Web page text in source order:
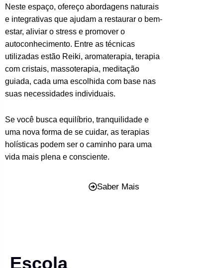
Neste espaço, ofereço abordagens naturais
e integrativas que ajudam a restaurar o bem-
estar, aliviar o stress e promover o
autoconhecimento. Entre as técnicas
utilizadas estão Reiki, aromaterapia, terapia
com cristais, massoterapia, meditação
guiada, cada uma escolhida com base nas
suas necessidades individuais.
Se você busca equilíbrio, tranquilidade e
uma nova forma de se cuidar, as terapias
holísticas podem ser o caminho para uma
vida mais plena e consciente.
Saber Mais
Escola